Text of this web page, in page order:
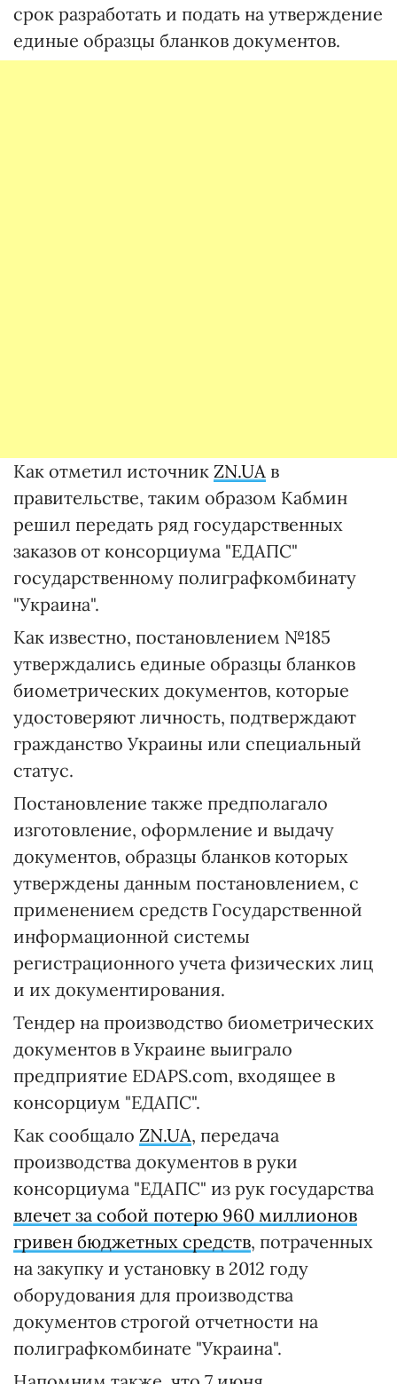
срок разработать и подать на утверждение
единые образцы бланков документов.
Как отметил источник ZN.UA в
правительстве, таким образом Кабмин
решил передать ряд государственных
заказов от консорциума "ЕДАПС"
государственному полиграфкомбинату
"Украина".
Как известно, постановлением №185
утверждались единые образцы бланков
биометрических документов, которые
удостоверяют личность, подтверждают
гражданство Украины или специальный
статус.
Постановление также предполагало
изготовление, оформление и выдачу
документов, образцы бланков которых
утверждены данным постановлением, с
применением средств Государственной
информационной системы
регистрационного учета физических лиц
и их документирования.
Тендер на производство биометрических
документов в Украине выиграло
предприятие EDAPS.com, входящее в
консорциум "ЕДАПС".
Как сообщало ZN.UA, передача
производства документов в руки
консорциума "ЕДАПС" из рук государства
влечет за собой потерю 960 миллионов
гривен бюджетных средств, потраченных
на закупку и установку в 2012 году
оборудования для производства
документов строгой отчетности на
полиграфкомбинате "Украина".